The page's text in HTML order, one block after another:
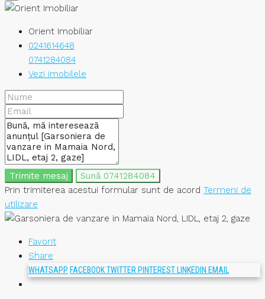
Orient Imobiliar
0241614648
0741284084
Vezi imobilele
Trimite mesaj Sună 0741284084
Prin trimiterea acestui formular sunt de acord Termeni de
utilizare
Favorit
Share
WHATSAPP FACEBOOKTWITTER PINTEREST LINKEDIN EMAIL